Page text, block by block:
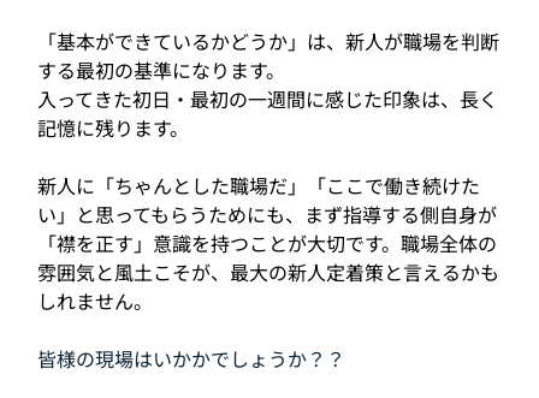
「基本ができているかどうか」は、新人が職場を判断
する最初の基準になります。
入ってきた初日・最初の一週間に感じた印象は、長く
記憶に残ります。
新人に「ちゃんとした職場だ」「ここで働き続けた
い」と思ってもらうためにも、まず指導する側自身が
「襟を正す」意識を持つことが大切です。職場全体の
雰囲気と風土こそが、最大の新人定着策と言えるかも
しれません。
皆様の現場はいかかでしょうか？？